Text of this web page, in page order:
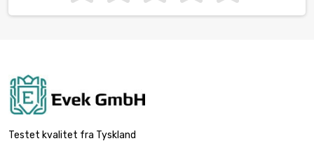
Testet kvalitet fra Tyskland